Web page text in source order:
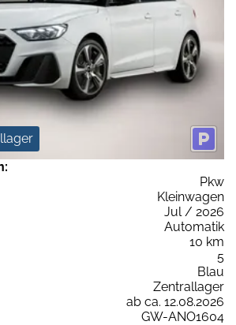
Pkw
Kleinwagen
Jul / 2026
Automatik
10 km
5
Blau
Zentrallager
ab ca. 12.08.2026
GW-ANO1604